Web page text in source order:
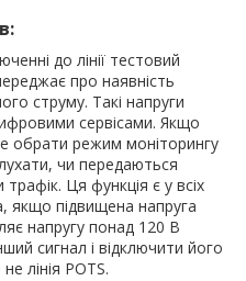
до лінії тестовий
про наявність
струму. Такі напруги
сервісами. Якщо
обрати режим моніторингу
чи передаються
Ця функція є у всіх
якщо підвищена напруга
напругу понад 120 В
сигнал і відключити його
лінія POTS.